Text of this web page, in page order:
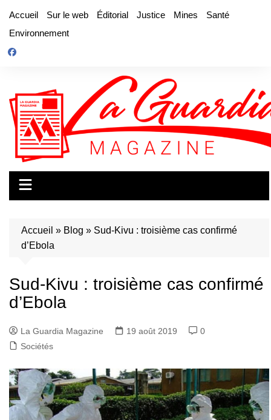
contenu
Accueil Sur le web Éditorial Justice Mines
Santé
Environnement
Accueil » Blog » Sud-Kivu : troisième cas confirmé
d’Ebola
Sud-Kivu : troisième cas confirmé
d’Ebola
La Guardia Magazine 19 août 2019
0
Sociétés